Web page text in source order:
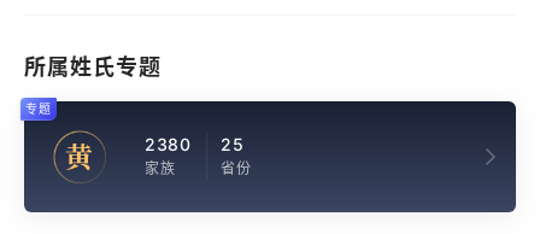
所属姓氏专题
黄 2380
家族
25
省份
专题